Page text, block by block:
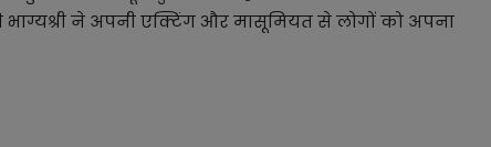
ने अपनी एक्टिंग और मासूमियत से लोगों को अपना